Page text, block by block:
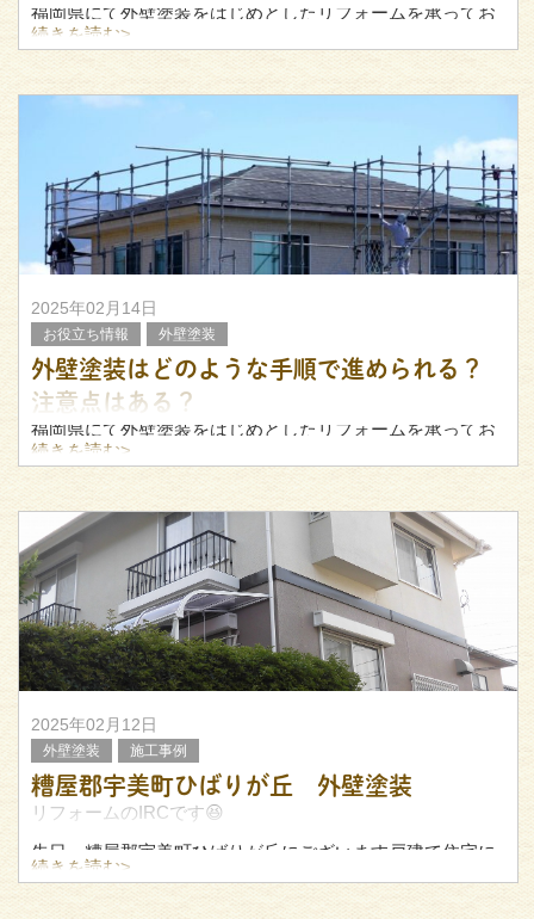
福岡県にて外壁塗装をはじめとしたリフォームを承ってお
ります、リフォームのIRCです。
外壁塗装で用いられる塗料には、さまざまな種類がありま
す。
続きを読む>
2025年02月14日
お役立ち情報 外壁塗装
外壁塗装はどのような手順で進められる？
注意点はある？
福岡県にて外壁塗装をはじめとしたリフォームを承ってお
ります、リフォームのIRCです。
外壁塗装は、文字通りお家の外壁を塗装する工事ですが、
単に塗装するだけではありません。
外壁に生じた劣化を補修するなど、細かなメ
続きを読む>
2025年02月12日
外壁塗装 施工事例
糟屋郡宇美町ひばりが丘 外壁塗装
リフォームのIRCです😆
先日、糟屋郡宇美町ひばりが丘にございます戸建て住宅に
て、外壁塗装を行いました。
こちらについて、ご紹介したいと思います。
続きを読む>